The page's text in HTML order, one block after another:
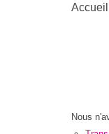
Accueil
Nous